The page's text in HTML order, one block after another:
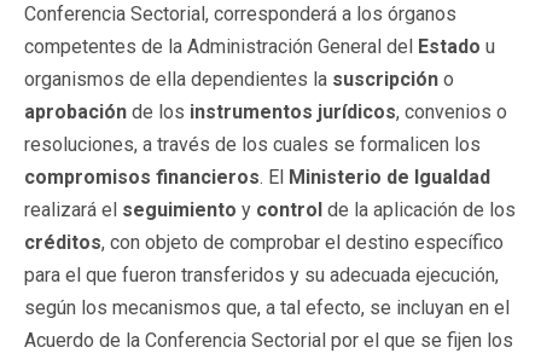
Conferencia Sectorial, corresponderá a los órganos
competentes de la Administración General del Estado u
organismos de ella dependientes la suscripción o
aprobación de los instrumentos jurídicos, convenios o
resoluciones, a través de los cuales se formalicen los
compromisos financieros. El Ministerio de Igualdad
realizará el seguimiento y control de la aplicación de los
créditos, con objeto de comprobar el destino específico
para el que fueron transferidos y su adecuada ejecución,
según los mecanismos que, a tal efecto, se incluyan en el
Acuerdo de la Conferencia Sectorial por el que se fijen los